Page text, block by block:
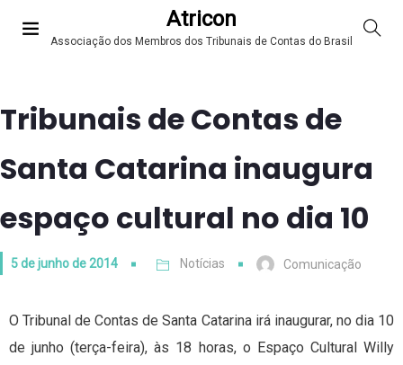
Atricon
Associação dos Membros dos Tribunais de Contas do Brasil
Tribunais de Contas de
Santa Catarina inaugura
espaço cultural no dia 10
5 de junho de 2014 Notícias Comunicação
O Tribunal de Contas de Santa Catarina irá inaugurar, no dia 10
de junho (terça-feira), às 18 horas, o Espaço Cultural Willy